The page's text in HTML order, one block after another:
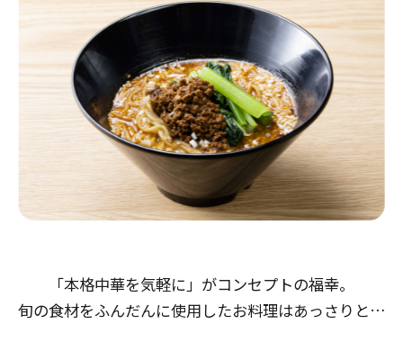
「本格中華を気軽に」がコンセプトの福幸。
旬の食材をふんだんに使用したお料理はあっさりとし